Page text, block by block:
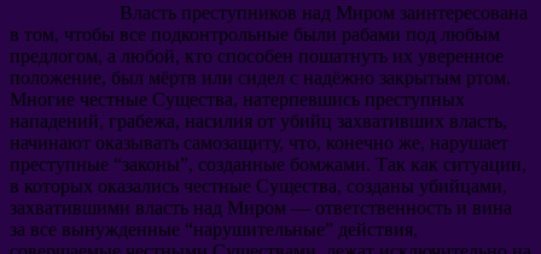
Власть преступников над Миром заинтересована
в том, чтобы все подконтрольные были рабами под любым
предлогом, а любой, кто способен пошатнуть их уверенное
положение, был мёртв или сидел с надёжно закрытым ртом.
Многие честные Существа, натерпевшись преступных
нападений, грабежа, насилия от убийц захвативших власть,
начинают оказывать самозащиту, что, конечно же, нарушает
преступные “законы”, созданные бомжами. Так как ситуации,
в которых оказались честные Существа, созданы убийцами,
захватившими власть над Миром — ответственность и вина
за все вынужденные “нарушительные” действия,